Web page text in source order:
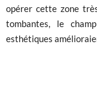
opérer cette zone
tombantes, le
esthétiques